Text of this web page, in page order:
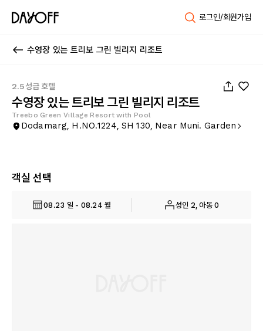
로그인/회원가입
수영장 있는 트리보 그린 빌리지 리조트
2.5성급 호텔
수영장 있는 트리보 그린 빌리지 리조트
Treebo Green Village Resort with Pool
Dodamarg, H.NO.1224, SH 130, Near Muni. Garden
객실 선택
08.23 일 - 08.24 월 성인 2, 아동 0